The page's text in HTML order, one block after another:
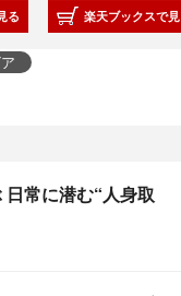
る 楽天ブックスで
常に潜む“人身取